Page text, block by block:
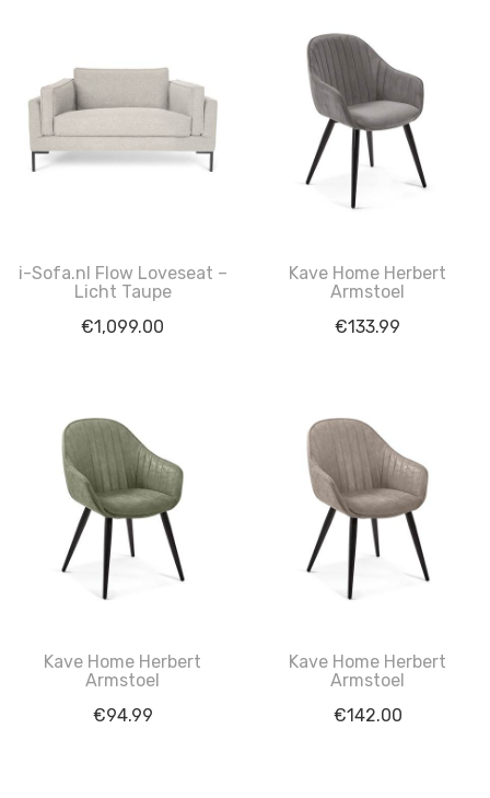
i-Sofa.nl Flow Loveseat –
Licht Taupe
€1,099.00
Kave Home Herbert
Armstoel
€133.99
Kave Home Herbert
Armstoel
€94.99
Kave Home Herbert
Armstoel
€142.00